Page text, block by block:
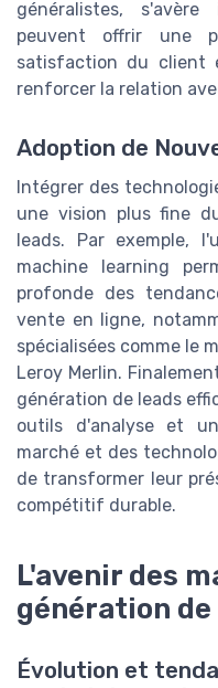
généralistes, s'avère
peuvent offrir une
satisfaction du client
renforcer la relation
Adoption de
Intégrer des
une vision plus fine
leads. Par exemple,
machine learning
profonde des
vente en ligne,
spécialisées comme le
Leroy Merlin.
génération de leads
outils d'analyse et
marché et des
de transformer leur
compétitif durable.
L'avenir des
génération de
Évolution et